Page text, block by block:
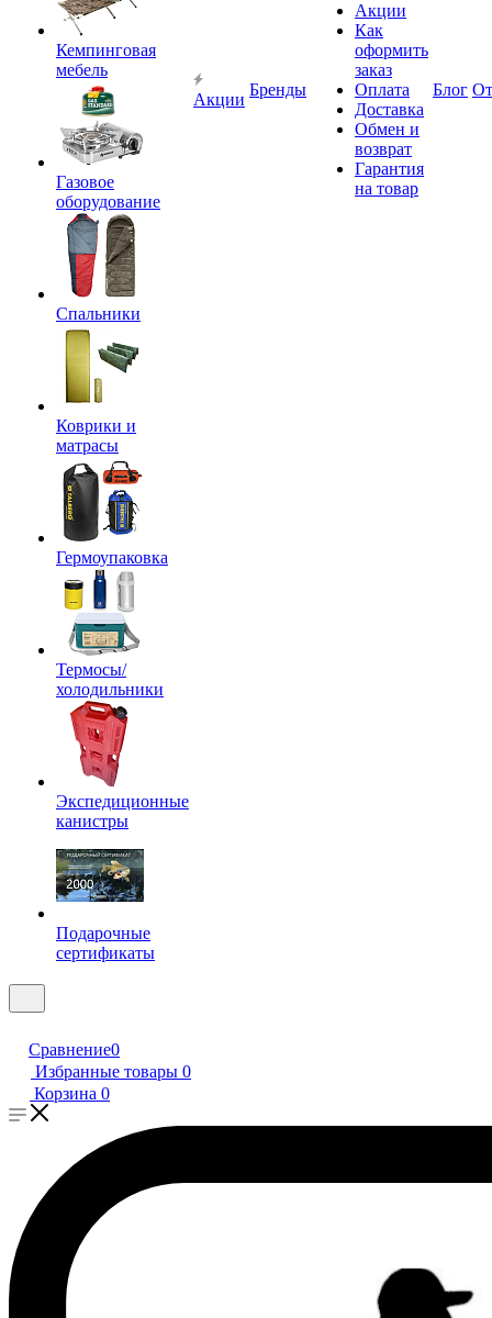
Кемпинговая
мебель
Газовое
оборудование
Спальники
Коврики и
матрасы
Гермоупаковка
Термосы/
холодильники
Экспедиционные
канистры
Подарочные
сертификаты
Акции
Бренды
Акции
Как
оформить
заказ
Оплата
Доставка
Обмен и
возврат
Гарантия
на товар
Блог
Сравнение0
Избранные товары 0
Корзина 0